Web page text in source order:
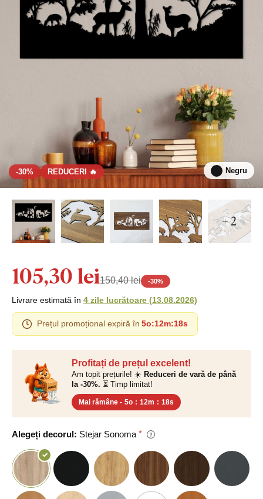
-30% REDUCERI 🔥 Negru
+ 2
Profitați de prețul excelent!
Am topit prețurile! ☀️ Reduceri de vară de până
la -30%. ⏳ Timp limitat!
Mai rămâne - 5o : 12m : 17s
Alegeți decorul: Stejar Sonoma
105,30 lei150,40 lei -30%
Livrare estimată în 4 zile lucrătoare (13.08.2026)
Prețul promoțional expiră în 5o:12m:17s